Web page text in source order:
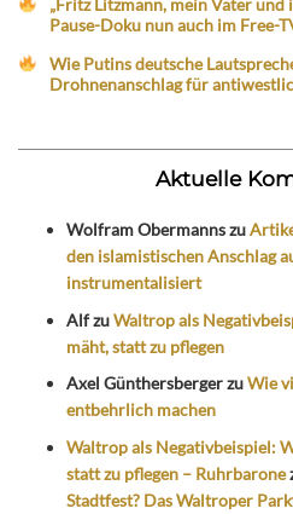
„Fritz Litzmann, mein Vater und
Pause-Doku nun auch im Free-
Wie Putins deutsche
Drohnenanschlag für
Aktuelle
Wolfram Obermannszu
den islamistischen Anschlag
instrumentalisiert
AlfzuWaltrop als
mäht, statt zu pflegen
Axel GünthersbergerzuWie
entbehrlich machen
Waltrop als Negativbeispiel:
statt zu pflegen – Ruhrbarone
Stadtfest? Das Waltroper